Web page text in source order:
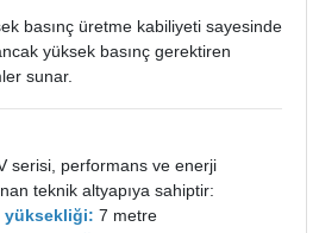
basınç üretme kabiliyeti sayesinde
yüksek basınç gerektiren
sunar.
serisi, performans ve enerji
teknik altyapıya sahiptir:
yüksekliği: 7 metre